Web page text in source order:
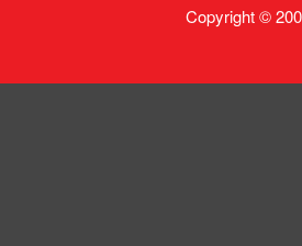
Copyright ©